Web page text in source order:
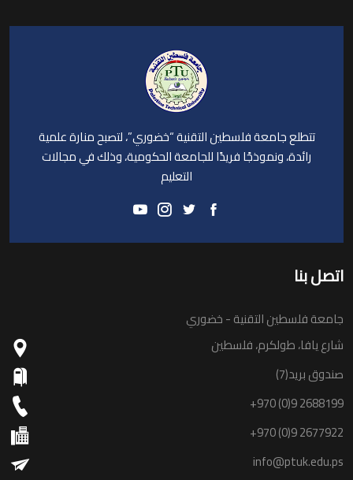
تتطلع جامعة فلسطين التقنية “خضوري”، لتصبح منارة علمية
رائدة، ونموذجًا فريدًا للجامعة الحكومية، وذلك في مجالات
التعليم
اتصل بنا
جامعة فلسطين التقنية - خضوري
شارع يافا، طولكرم، فلسطين
صندوق بريد(7)
+970 (0)9 2688199
+970 (0)9 2677922
info@ptuk.edu.ps